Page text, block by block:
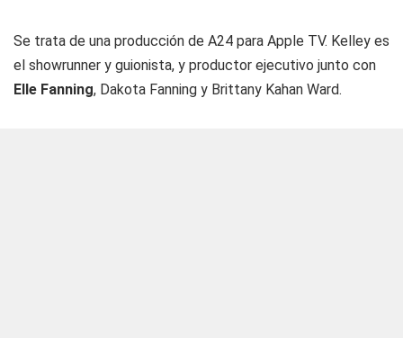
Se trata de una producción de A24 para Apple TV. Kelley es
el showrunner y guionista, y productor ejecutivo junto con
Elle Fanning, Dakota Fanning y Brittany Kahan Ward.